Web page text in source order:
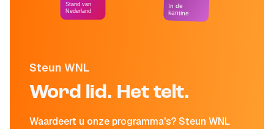
Steun WNL
Word lid. Het telt.
Waardeert u onze programma's? Steun WNL
Stand van
Nederland
In de
kantine